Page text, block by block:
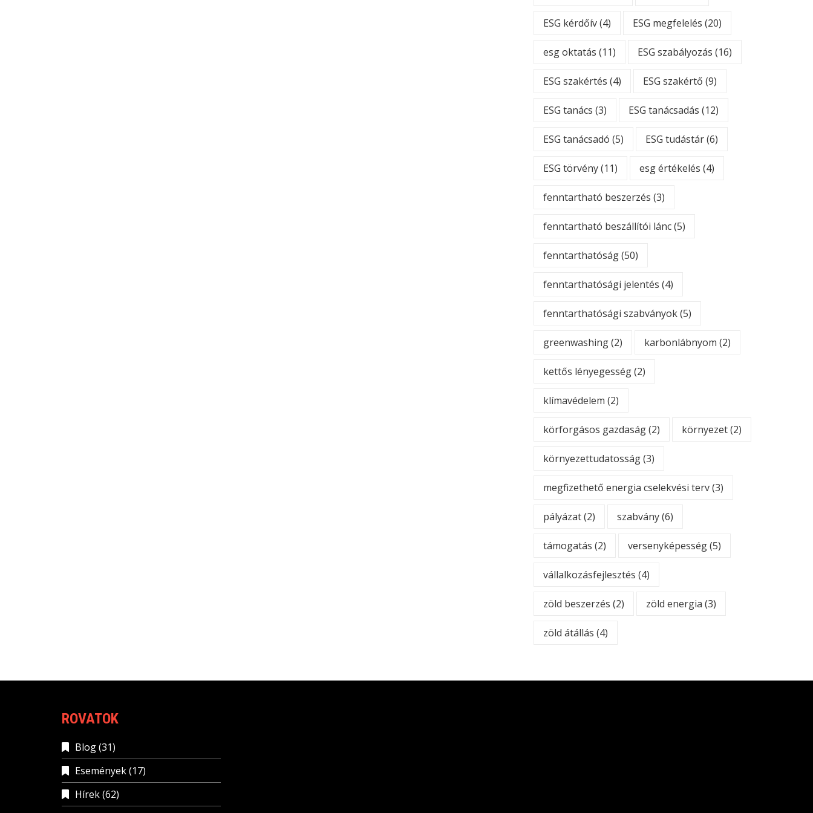
ESG kérdőív(4) ESG megfelelés (20)
esg oktatás (11) ESG szabályozás (16)
ESG szakértés (4) ESG szakértő (9)
ESG tanács (3) ESG tanácsadás (12)
ESG tanácsadó (5) ESG tudástár(6)
ESG törvény(11) esg értékelés (4)
fenntartható beszerzés (3)
fenntartható beszállítói lánc(5)
fenntarthatóság(50)
fenntarthatósági jelentés (4)
fenntarthatósági szabványok(5)
greenwashing(2) karbonlábnyom (2)
kettős lényegesség(2)
klímavédelem (2)
körforgásos gazdaság(2) környezet(2)
környezettudatosság(3)
megfizethető energia cselekvési terv(3)
pályázat(2) szabvány(6)
támogatás (2) versenyképesség(5)
vállalkozásfejlesztés (4)
zöld beszerzés (2) zöld energia (3)
zöld átállás (4)
ROVATOK
Blog(31)
Események(17)
Hírek(62)